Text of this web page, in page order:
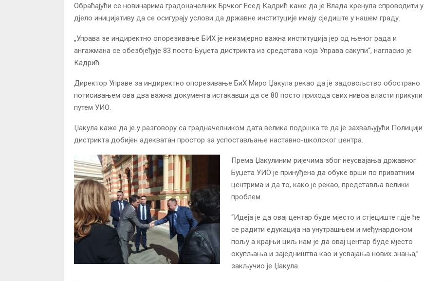
Обраћајући се новинарима градоначелник Брчког Есед Кадрић каже да је Влада кренула спроводити у
дјело иницијативу да се осигурају услови да државне институције имају сједиште у нашем граду.
„Управа зе индиректно опорезивање БИХ је неизмјерно важна институција јер од њеног рада и
ангажмана се обезбјеђује 83 посто Буџета дистрикта из средстава која Управа сакупи“, нагласио је
Кадрић.
Директор Управе за индиректно опорезивање БиХ Миро Џакула рекао да је задовољство обострано
потисивањем ова два важна документа истакавши да се 80 посто прихода свих нивоа власти прикупи
путем УИО.
Џакула каже да је у разговору са градначелником дата велика подршка те да је захваљујући Полицији
дистрикта добијен адекватан простор за успостављање наставно-школског центра.
Према Џакулиним ријечима због неусвајања државног
Буџета УИО је принуђена да обуке врши по приватним
центрима и да то, како је рекао, представља велики
проблем.
“Идеја је да овај центар буде мјесто и стјециште гдје ће
се радити едукација на унутрашњем и међунардоном
пољу а крајњи циљ нам је да овај центар буде мјесто
окупљања и заједништва као и усвајања нових знања,”
закључио је Џакула.